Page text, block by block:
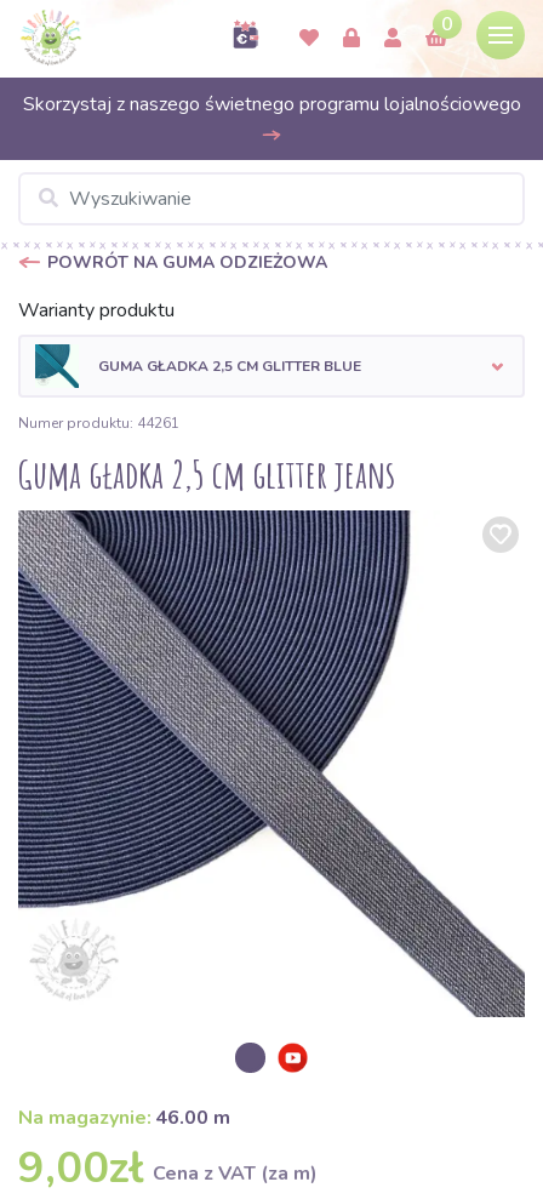
0
Skorzystaj z naszego świetnego programu lojalnościowego
POWRÓT NA GUMA ODZIEŻOWA
Warianty produktu
GUMA GŁADKA 2,5 CM GLITTER BLUE
Numer produktu: 44261
Guma gładka 2,5 cm glitter jeans
Na magazynie: 46.00 m
9,00zł Cena z VAT (za m)